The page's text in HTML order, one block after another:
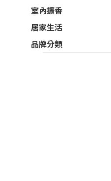
室內擴香
居家生活
品牌分類